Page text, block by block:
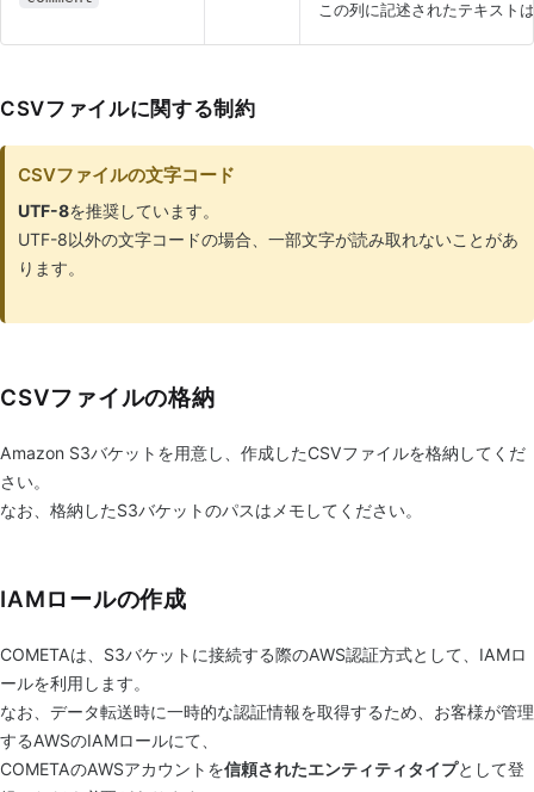
この列に記述されたテキスト
CSVファイルに関する制約
CSVファイルの文字コード
UTF-8を推奨しています。
UTF-8以外の文字コードの場合、一部文字が読み取れないことがあ
ります。
CSVファイルの格納
Amazon S3バケットを用意し、作成したCSVファイルを格納してくだ
さい。
なお、格納したS3バケットのパスはメモしてください。
IAMロールの作成
COMETAは、S3バケットに接続する際のAWS認証方式として、IAMロ
ールを利用します。
なお、データ転送時に一時的な認証情報を取得するため、お客様が管理
するAWSのIAMロールにて、
COMETAのAWSアカウントを信頼されたエンティティタイプとして登